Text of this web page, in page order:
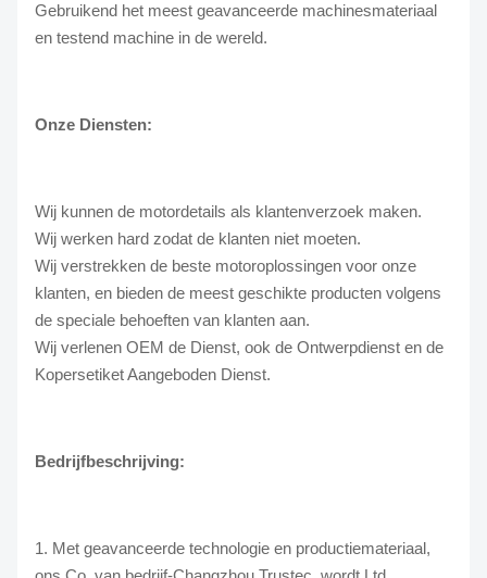
Gebruikend het meest geavanceerde machinesmateriaal
en testend machine in de wereld.
Onze Diensten:
Wij kunnen de motordetails als klantenverzoek maken.
Wij werken hard zodat de klanten niet moeten.
Wij verstrekken de beste motoroplossingen voor onze
klanten, en bieden de meest geschikte producten volgens
de speciale behoeften van klanten aan.
Wij verlenen OEM de Dienst, ook de Ontwerpdienst en de
Kopersetiket Aangeboden Dienst.
Bedrijfbeschrijving:
1. Met geavanceerde technologie en productiemateriaal,